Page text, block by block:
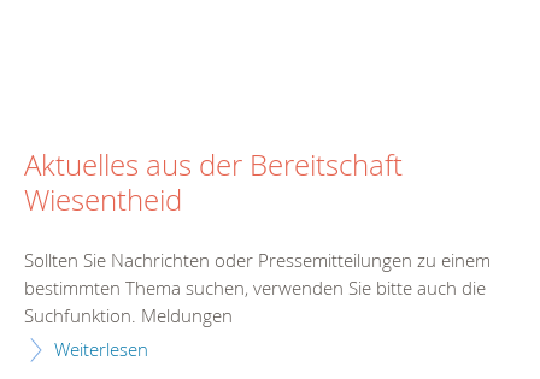
Aktuelles aus der Bereitschaft
Wiesentheid
Sollten Sie Nachrichten oder Pressemitteilungen zu einem
bestimmten Thema suchen, verwenden Sie bitte auch die
Suchfunktion. Meldungen
Weiterlesen